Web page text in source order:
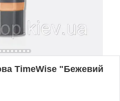
TimeWise "Бежевий